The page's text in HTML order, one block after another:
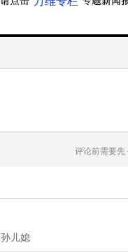
评论前需要先
儿媳